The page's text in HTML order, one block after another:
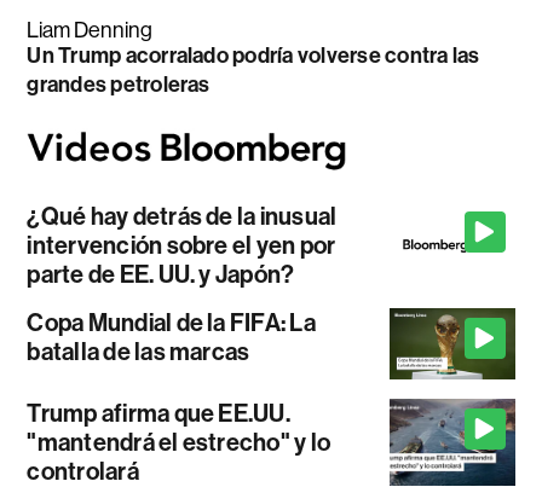
Liam Denning
Un Trump acorralado podría volverse contra las
grandes petroleras
¿Qué hay detrás de la inusual
intervención sobre el yen por
parte de EE. UU. y Japón?
Copa Mundial de la FIFA: La
batalla de las marcas
Trump afirma que EE.UU.
"mantendrá el estrecho" y lo
controlará